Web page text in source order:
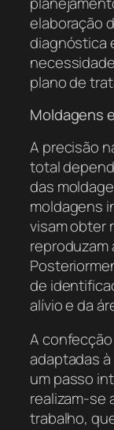
elaboração
diagnóstica
plano de
Moldagens
A precisão
total
das
moldagens
visam obter
reproduzam
de
alívio e da
A
adaptadas
um passo
realizam-se
trabalho,